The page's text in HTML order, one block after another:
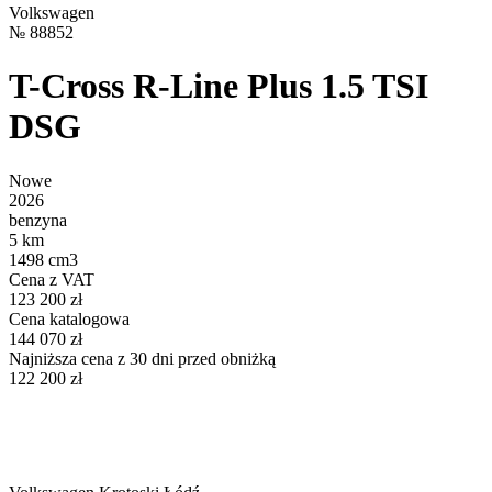
Volkswagen
№ 88852
T-Cross R-Line Plus 1.5 TSI
DSG
Nowe
2026
benzyna
5 km
1498 cm3
Cena z VAT
123 200 zł
Cena katalogowa
144 070 zł
Najniższa cena z 30 dni przed obniżką
122 200 zł